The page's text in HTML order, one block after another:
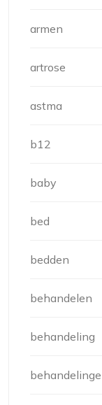
armen
artrose
astma
b12
baby
bed
bedden
behandelen
behandeling